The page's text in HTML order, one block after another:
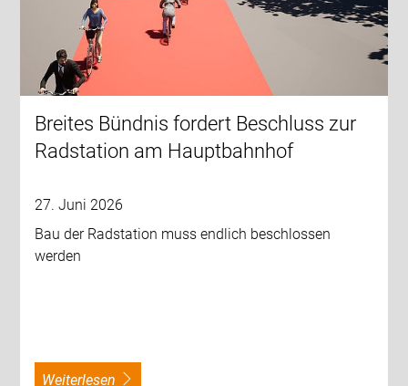
Breites Bündnis fordert Beschluss zur
Radstation am Hauptbahnhof
27. Juni 2026
Bau der Radstation muss endlich beschlossen
werden
weiterlesen